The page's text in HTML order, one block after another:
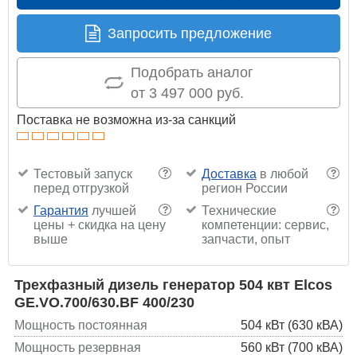
Запросить предложение
Подобрать аналог
от 3 497 000 руб.
Поставка не возможна из-за санкций
?
Тестовый запуск
перед отгрузкой
?
Доставка в любой
регион России
?
Гарантия лучшей
цены + скидка на цену
выше
?
Технические
компетенции: сервис,
запчасти, опыт
Трехфазный дизель генератор 504 квт Elcos
GE.VO.700/630.BF 400/230
Мощность постоянная
504 кВт (630 кВА)
Мощность резервная
560 кВт (700 кВА)